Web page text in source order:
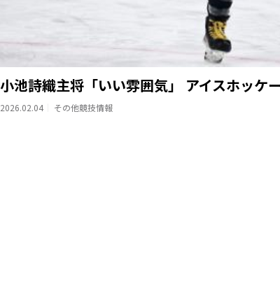
小池詩織主将「いい雰囲気」 アイスホッケ
2026.02.04 その他競技情報